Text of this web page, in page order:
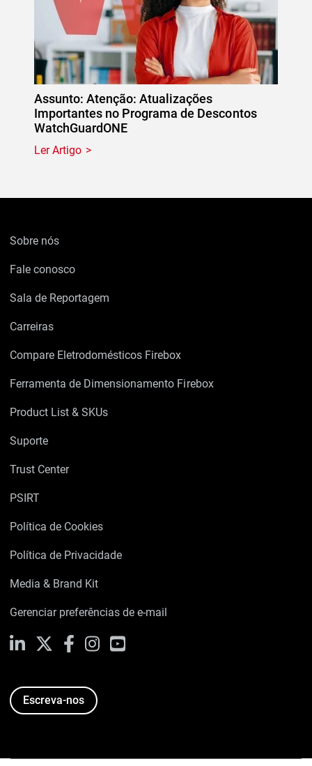
Assunto: Atenção: Atualizações
Importantes no Programa de Descontos
WatchGuardONE
Ler Artigo
Sobre nós
Fale conosco
Sala de Reportagem
Carreiras
Compare Eletrodomésticos Firebox
Ferramenta de Dimensionamento Firebox
Product List & SKUs
Suporte
Trust Center
PSIRT
Política de Cookies
Política de Privacidade
Media & Brand Kit
Gerenciar preferências de e-mail
LinkedIn FacebookInstagramYouTube
Escreva-nos